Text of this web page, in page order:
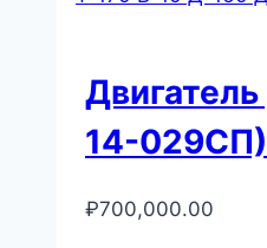
14-029СП)
₽700,000.00